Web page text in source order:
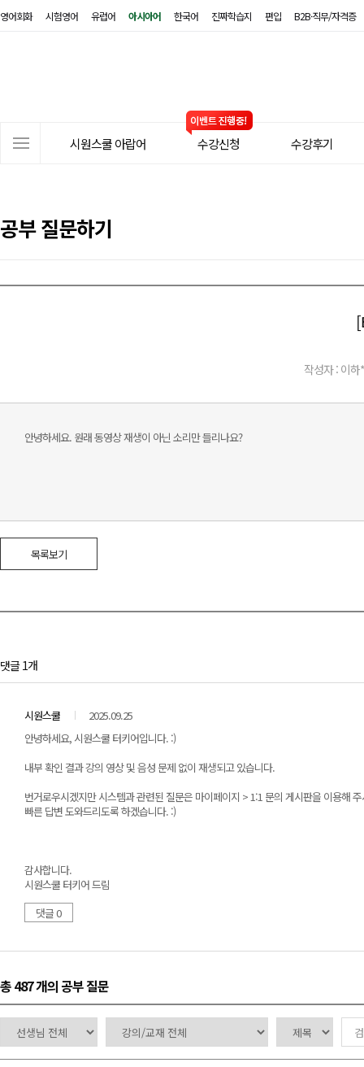
영어회화 시험영어 유럽어 아시아어 한국어 진짜학습지 편입 B2B·직무/자격증
시원스쿨 아랍어 수강신청 수강후기
공부 질문하기
작성자 : 이하
안녕하세요. 원래 동영상 재생이 아닌 소리만 들리나요?
목록보기
댓글 1개
시원스쿨
2025.09.25
안녕하세요, 시원스쿨 터키어입니다. :)
내부 확인 결과 강의 영상 및 음성 문제 없이 재생되고 있습니다.
번거로우시겠지만 시스템과 관련된 질문은 마이페이지 > 1:1 문의 게시판을 이용해
빠른 답변 도와드리도록 하겠습니다. :)
감사합니다.
시원스쿨 터키어 드림
댓글 0
총 487 개의 공부 질문